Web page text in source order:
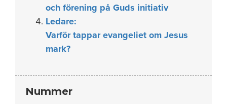
och förening på Guds initiativ
Ledare:
Varför tappar evangeliet om Jesus
mark?
Nummer